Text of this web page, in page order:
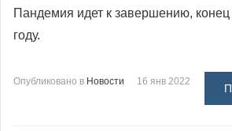
Пандемия идет к завершению, конец
году.
Опубликовано в Новости 16 янв 2022